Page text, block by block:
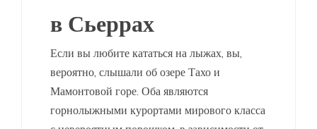
в Сьеррах
Если вы любите кататься на лыжах, вы,
вероятно, слышали об озере Тахо и
Мамонтовой горе. Оба являются
горнолыжными курортами мирового класса